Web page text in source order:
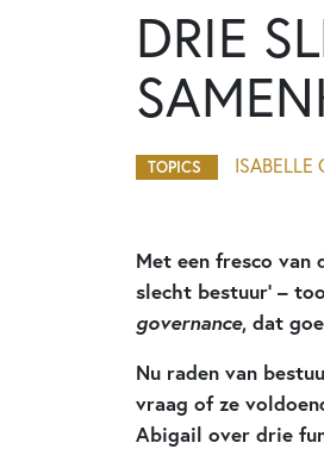
DRIE
TOPICS ISABELLE
Met een fresco van
slecht bestuur’ –
governance, dat
Nu raden van
vraag of ze
Abigail over drie